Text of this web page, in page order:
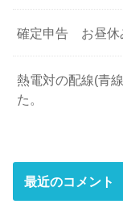
確定申告 お昼休
熱電対の配線(青
た。
最近のコメント